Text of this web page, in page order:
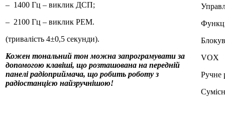
VOX
Ручне
– 1400 Гц – виклик ДСП;
– 2100 Гц – виклик РEM.
(тривалість 4±0,5 секунди).
Кожен тональний тон можна запрограмувати за
допомогою клавіші, що розташована на передній
панелі радіоприймача, що робить роботу з
радіостанцією найзручнішою!